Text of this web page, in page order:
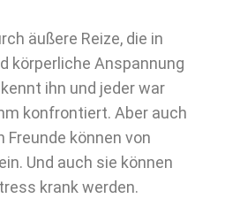
äußere Reize, die in
körperliche Anspannung
ihn und jeder war
konfrontiert. Aber auch
Freunde können von
Und auch sie können
krank werden.